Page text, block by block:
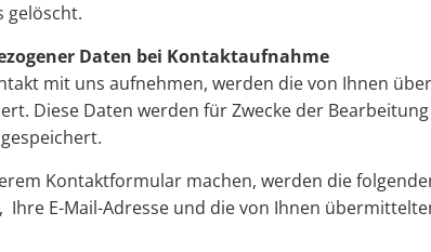
gelöscht.
Daten bei Kontaktaufnahme
mit uns aufnehmen, werden die von Ihnen
Diese Daten werden für Zwecke der
Kontaktformular machen, werden die
Ihre E-Mail-Adresse und die von Ihnen